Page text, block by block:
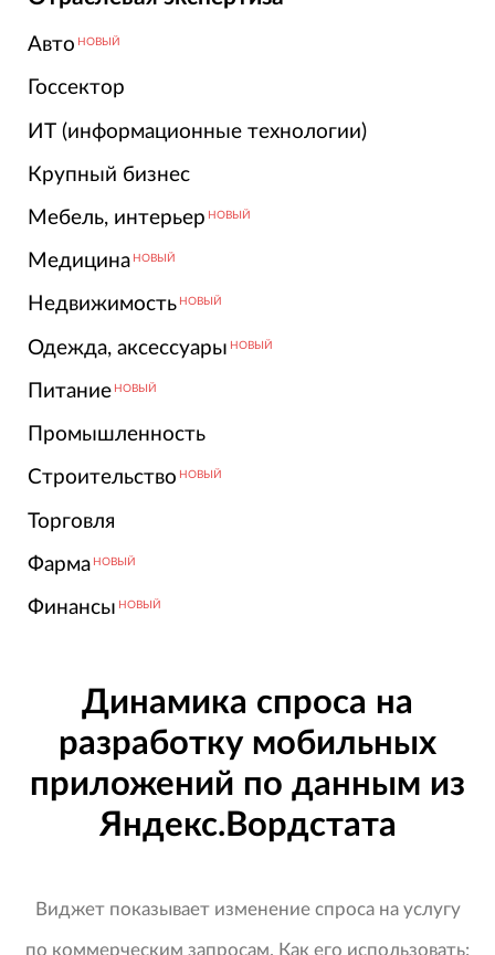
Авто НОВЫЙ
Госсектор
ИТ (информационные технологии)
Крупный бизнес
Мебель, интерьер НОВЫЙ
Медицина НОВЫЙ
Недвижимость НОВЫЙ
Одежда, аксессуары НОВЫЙ
Питание НОВЫЙ
Промышленность
Строительство НОВЫЙ
Торговля
Фарма НОВЫЙ
Финансы НОВЫЙ
Динамика спроса на
разработку мобильных
приложений по данным из
Яндекс.Вордстата
Виджет показывает изменение спроса на услугу
по коммерческим запросам. Как его использовать: